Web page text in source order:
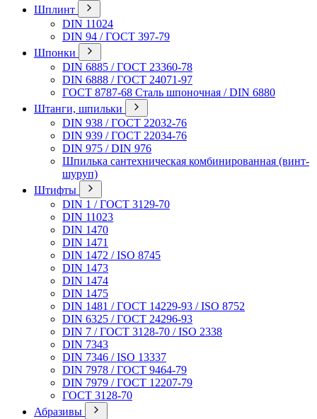
Шплинт
DIN 11024
DIN 94 / ГОСТ 397-79
Шпонки
DIN 6885 / ГОСТ 23360-78
DIN 6888 / ГОСТ 24071-97
ГОСТ 8787-68 Сталь шпоночная / DIN 6880
Штанги, шпильки
DIN 938 / ГОСТ 22032-76
DIN 939 / ГОСТ 22034-76
DIN 975 / DIN 976
Шпилька сантехническая комбинированная (винт-
шуруп)
Штифты
DIN 1 / ГОСТ 3129-70
DIN 11023
DIN 1470
DIN 1471
DIN 1472 / ISO 8745
DIN 1473
DIN 1474
DIN 1475
DIN 1481 / ГОСТ 14229-93 / ISO 8752
DIN 6325 / ГОСТ 24296-93
DIN 7 / ГОСТ 3128-70 / ISO 2338
DIN 7343
DIN 7346 / ISO 13337
DIN 7978 / ГОСТ 9464-79
DIN 7979 / ГОСТ 12207-79
ГОСТ 3128-70
Абразивы